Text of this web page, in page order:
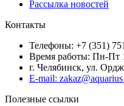
Рассылка новостей
Контакты
Телефоны: +7 (351)
Время работы: Пн-Пт
г. Челябинск, ул.
E-mail:
Полезные ссылки